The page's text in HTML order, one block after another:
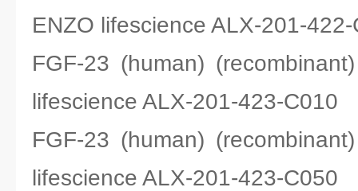
ENZO lifescience ALX-201-
FGF-23 (human)
lifescience ALX-201-423-C010
FGF-23 (human)
lifescience ALX-201-423-C050